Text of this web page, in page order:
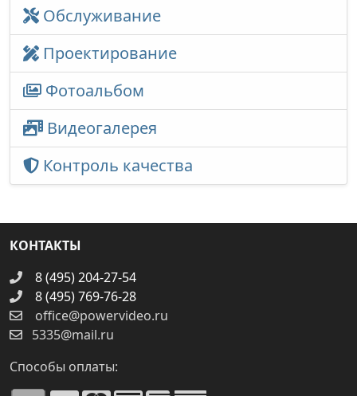
Обслуживание
Проектирование
Фотоальбом
Видеогалерея
Контроль качества
КОНТАКТЫ
8 (495) 204-27-54
8 (495) 769-76-28
office@powervideo.ru
5335@mail.ru
Способы оплаты: